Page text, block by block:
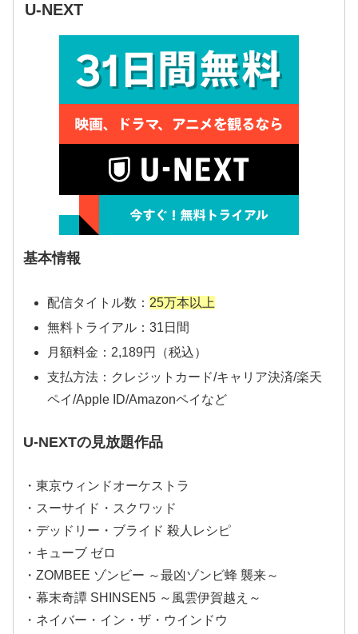
U-NEXT
基本情報
配信タイトル数： 25万本以上
無料トライアル：31日間
月額料金：2,189円（税込）
支払方法：クレジットカード/キャリア決済/楽天
ペイ/Apple ID/Amazonペイなど
U-NEXTの見放題作品
・東京ウィンドオーケストラ
・スーサイド・スクワッド
・デッドリー・ブライド 殺人レシピ
・キューブ ゼロ
・ZOMBEE ゾンビー ～最凶ゾンビ蜂 襲来～
・幕末奇譚 SHINSEN5 ～風雲伊賀越え～
・ネイバー・イン・ザ・ウインドウ